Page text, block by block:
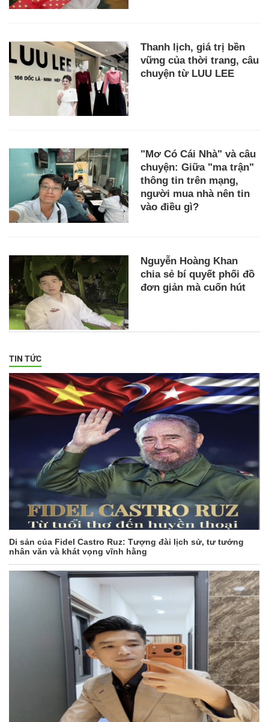
Thanh lịch, giá trị bền
vững của thời trang, câu
chuyện từ LUU LEE
"Mơ Có Cái Nhà" và câu
chuyện: Giữa "ma trận"
thông tin trên mạng,
người mua nhà nên tin
vào điều gì?
Nguyễn Hoàng Khan
chia sẻ bí quyết phối đồ
đơn giản mà cuốn hút
TIN TỨC
Di sản của Fidel Castro Ruz: Tượng đài lịch sử, tư tưởng
nhân văn và khát vọng vĩnh hằng